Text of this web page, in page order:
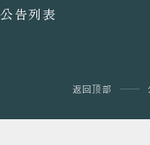
公告列表
返回顶部